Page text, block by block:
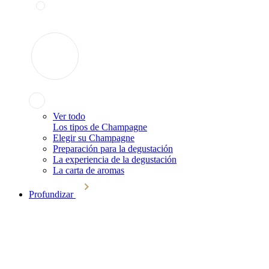
Ver todo
Los tipos de Champagne
Elegir su Champagne
Preparación para la degustación
La experiencia de la degustación
La carta de aromas
Profundizar